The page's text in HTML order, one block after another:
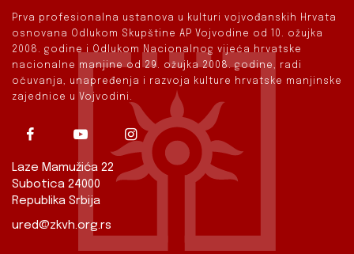
Prva profesionalna ustanova u kulturi vojvođanskih Hrvata
osnovana Odlukom Skupštine AP Vojvodine od 10. ožujka
2008. godine i Odlukom Nacionalnog vijeća hrvatske
nacionalne manjine od 29. ožujka 2008. godine, radi
očuvanja, unapređenja i razvoja kulture hrvatske manjinske
zajednice u Vojvodini.
Laze Mamužića 22
Subotica 24000
Republika Srbija
ured@zkvh.org.rs